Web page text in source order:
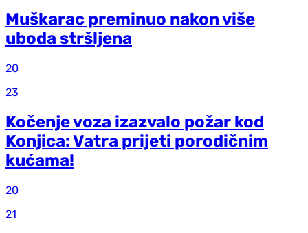
Muškarac preminuo nakon više
uboda stršljena
20
23
Kočenje voza izazvalo požar kod
Konjica: Vatra prijeti porodičnim
kućama!
20
21